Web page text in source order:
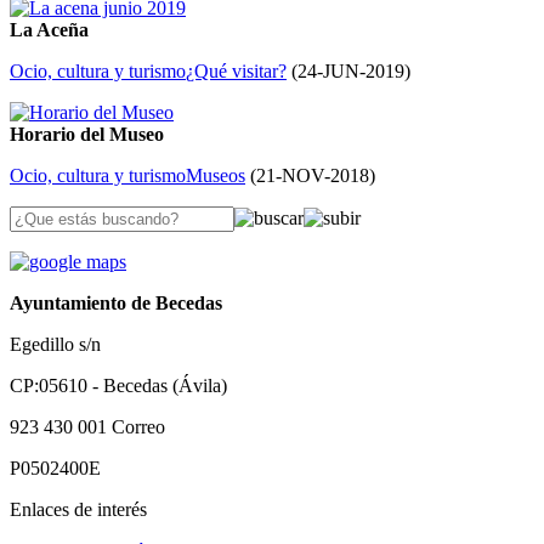
La Aceña
Ocio, cultura y turismo¿Qué visitar? (24-JUN-2019)
Horario del Museo
Ocio, cultura y turismoMuseos (21-NOV-2018)
Ayuntamiento de Becedas
Egedillo s/n
CP:05610 - Becedas (Ávila)
923 430 001 Correo
P0502400E
Enlaces de interés